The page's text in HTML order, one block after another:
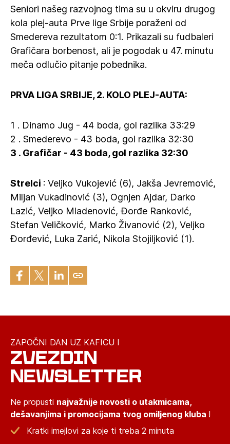
Seniori našeg razvojnog tima su u okviru drugog
kola plej-auta Prve lige Srbije poraženi od
Smedereva rezultatom 0:1. Prikazali su fudbaleri
Grafičara borbenost, ali je pogodak u 47. minutu
meča odlučio pitanje pobednika.
PRVA LIGA SRBIJE, 2. KOLO PLEJ-AUTA:
1 . Dinamo Jug - 44 boda, gol razlika 33:29
2 . Smederevo - 43 boda, gol razlika 32:30
3 . Grafičar - 43 boda, gol razlika 32:30
Strelci : Veljko Vukojević (6), Jakša Jevremović,
Miljan Vukadinović (3), Ognjen Ajdar, Darko
Lazić, Veljko Mladenović, Đorđe Ranković,
Stefan Veličković, Marko Živanović (2), Veljko
Đorđević, Luka Zarić, Nikola Stojiljković (1).
ZAPOČNI DAN UZ KAFICU I
ZVEZDIN
NEWSLETTER
Ne propusti najvažnije novosti o utakmicama,
dešavanjima i promocijama tvog omiljenog kluba !
Kratki imejlovi za koje ti treba 2 minuta